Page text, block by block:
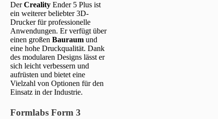
DerCreality Ender 5 Plus ist
ein weiterer beliebter 3D-
Drucker für professionelle
Anwendungen. Er verfügt über
einen großen Bauraum und
eine hohe Druckqualität. Dank
des modularen Designs lässt er
sich leicht verbessern und
aufrüsten und bietet eine
Vielzahl von Optionen für den
Einsatz in der Industrie.
Formlabs Form 3